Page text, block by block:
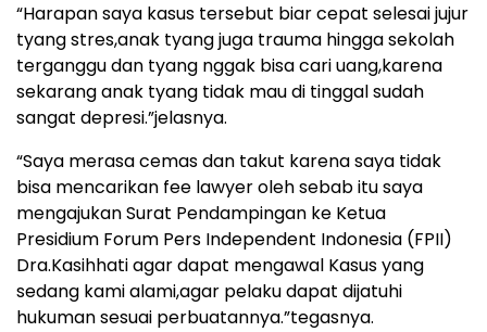
“Harapan saya kasus tersebut biar cepat selesai jujur
tyang stres,anak tyang juga trauma hingga sekolah
terganggu dan tyang nggak bisa cari uang,karena
sekarang anak tyang tidak mau di tinggal sudah
sangat depresi.”jelasnya.
“Saya merasa cemas dan takut karena saya tidak
bisa mencarikan fee lawyer oleh sebab itu saya
mengajukan Surat Pendampingan ke Ketua
Presidium Forum Pers Independent Indonesia (FPII)
Dra.Kasihhati agar dapat mengawal Kasus yang
sedang kami alami,agar pelaku dapat dijatuhi
hukuman sesuai perbuatannya.”tegasnya.